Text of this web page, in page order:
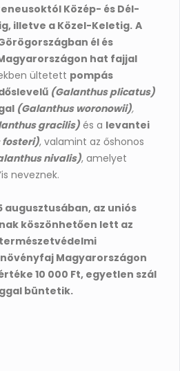
Közép- és Dél-
illetve a Közel-Keletig.A
él és
hat fajjal
ültetett pompás
(Galanthus plicatus)
(Galanthus woronowii),
gracilis) és a levantei
fosteri), valamint az őshonos
nivalis), amelyet
is neveznek.
augusztusában, az uniós
köszönhetően lett az
Magyarországon
10 000 Ft, egyetlen szál
büntetik.